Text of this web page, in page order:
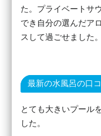
た。プライベートサ
でき自分の選んだア
スして過ごせました。
最新の水風呂の口コ
とても大きいプール
した。